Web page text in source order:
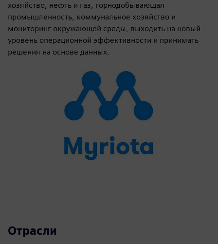
хозяйство, нефть и газ, горнодобывающая
промышленность, коммунальное хозяйство и
мониторинг окружающей среды, выходить на новый
уровень операционной эффективности и принимать
решения на основе данных.
Отрасли